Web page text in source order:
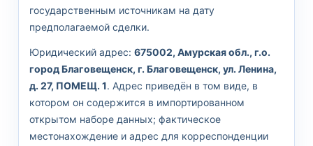
государственным источникам на дату
предполагаемой сделки.
Юридический адрес: 675002, Амурская обл., г.о.
город Благовещенск, г. Благовещенск, ул. Ленина,
д. 27, ПОМЕЩ. 1. Адрес приведён в том виде, в
котором он содержится в импортированном
открытом наборе данных; фактическое
местонахождение и адрес для корреспонденции